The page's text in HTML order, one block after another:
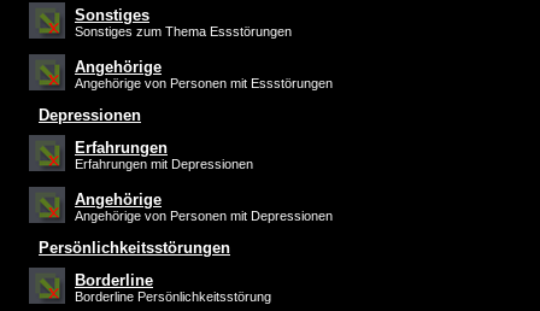
Sonstiges
Sonstiges zum Thema Essstörungen
Angehörige
Angehörige von Personen mit Essstörungen
Depressionen
Erfahrungen
Erfahrungen mit Depressionen
Angehörige
Angehörige von Personen mit Depressionen
Persönlichkeitsstörungen
Borderline
Borderline Persönlichkeitsstörung